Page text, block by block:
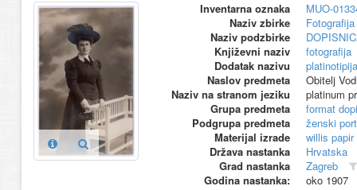
Inventarna oznaka
MUO-
Naziv zbirke
Naziv podzbirke
Književni naziv
fotografija
Dodatak nazivu
platinotipija
Naslov predmeta
Obitelj
Naziv na stranom jeziku
platinum
Grupa predmeta
format
Podgrupa predmeta
ženski
Materijal izrade
willis papir
Država nastanka
Hrvatska
Grad nastanka
Zagreb
Godina nastanka:
oko 1907